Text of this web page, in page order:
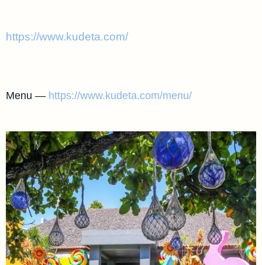
https://www.kudeta.com/
Menu — https://www.kudeta.com/menu/